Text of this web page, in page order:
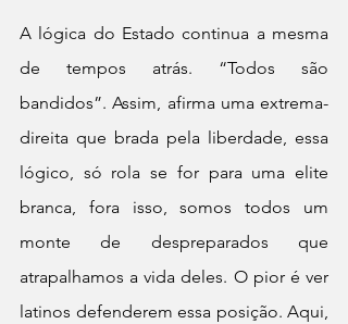
A lógica do Estado continua a mesma
de tempos atrás. “Todos são
bandidos”. Assim, afirma uma extrema-
direita que brada pela liberdade, essa
lógico, só rola se for para uma elite
branca, fora isso, somos todos um
monte de despreparados que
atrapalhamos a vida deles. O pior é ver
latinos defenderem essa posição. Aqui,